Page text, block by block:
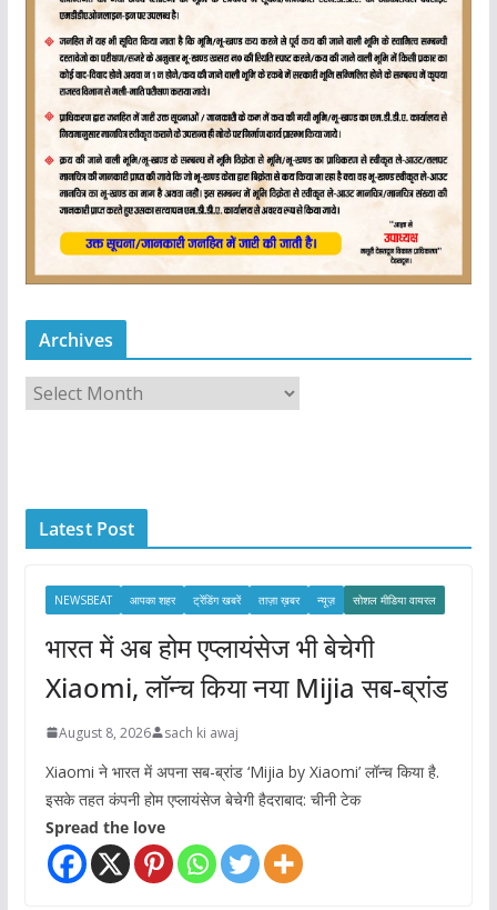
Archives
r
e
Latest Post
NEWSBEAT आपका शहर ट्रेंडिंग खबरें ताज़ा ख़बर न्यूज़ सोशल मीडिया वायरल
भारत में अब होम एप्लायंसेज भी बेचेगी
Xiaomi, लॉन्च किया नया Mijia सब-ब्रांड
August 8, 2026 sach ki awaj
Xiaomi ने भारत में अपना सब-ब्रांड ‘Mijia by Xiaomi’ लॉन्च किया है.
इसके तहत कंपनी होम एप्लायंसेज बेचेगी हैदराबाद: चीनी टेक
Spread the love